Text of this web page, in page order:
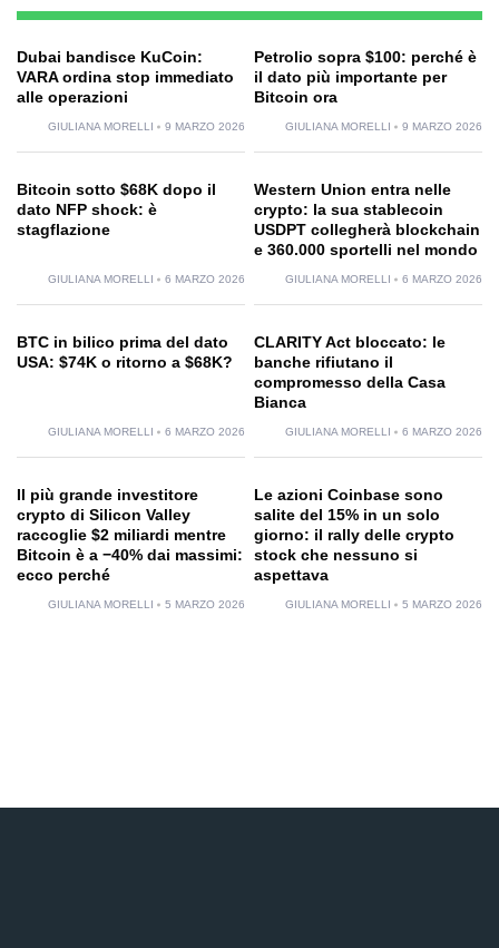
Dubai bandisce KuCoin:
VARA ordina stop immediato
alle operazioni
GIULIANA MORELLI 9 MARZO 2026
Petrolio sopra $100: perché è
il dato più importante per
Bitcoin ora
GIULIANA MORELLI 9 MARZO 2026
Bitcoin sotto $68K dopo il
dato NFP shock: è
stagflazione
GIULIANA MORELLI 6 MARZO 2026
Western Union entra nelle
crypto: la sua stablecoin
USDPT collegherà blockchain
e 360.000 sportelli nel mondo
GIULIANA MORELLI 6 MARZO 2026
BTC in bilico prima del dato
USA: $74K o ritorno a $68K?
GIULIANA MORELLI 6 MARZO 2026
CLARITY Act bloccato: le
banche rifiutano il
compromesso della Casa
Bianca
GIULIANA MORELLI 6 MARZO 2026
Il più grande investitore
crypto di Silicon Valley
raccoglie $2 miliardi mentre
Bitcoin è a −40% dai massimi:
ecco perché
GIULIANA MORELLI 5 MARZO 2026
Le azioni Coinbase sono
salite del 15% in un solo
giorno: il rally delle crypto
stock che nessuno si
aspettava
GIULIANA MORELLI 5 MARZO 2026